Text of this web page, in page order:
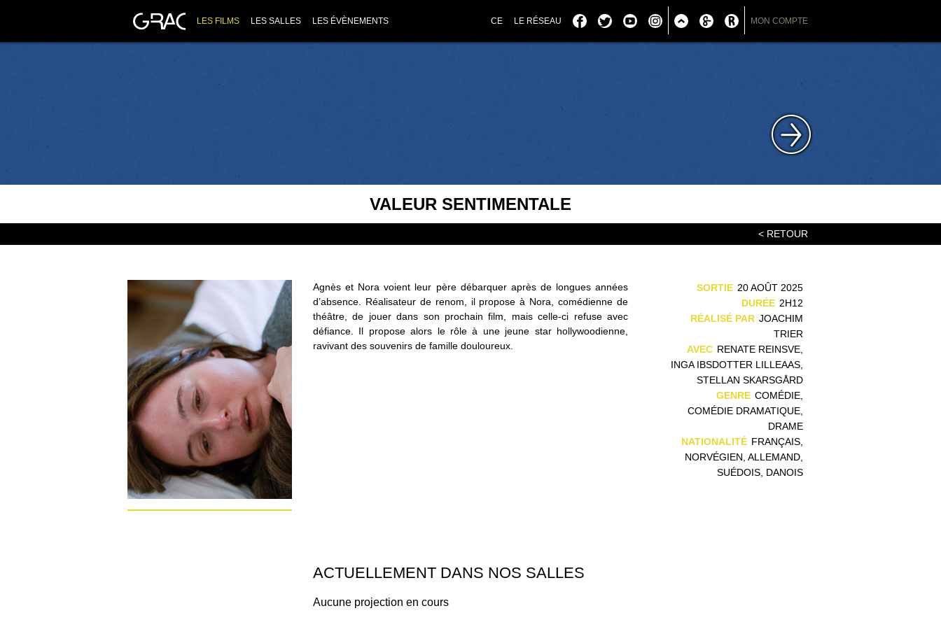
LES FILMS LES SALLES LES ÉVÈNEMENTS CE LE RÉSEAU MON COMPTE
VALEUR SENTIMENTALE
< RETOUR
Agnès et Nora voient leur père débarquer après de longues années
d’absence. Réalisateur de renom, il propose à Nora, comédienne de
théâtre, de jouer dans son prochain film, mais celle-ci refuse avec
défiance. Il propose alors le rôle à une jeune star hollywoodienne,
ravivant des souvenirs de famille douloureux.
SORTIE 20 AOÛT 2025
DURÉE 2H12
RÉALISÉ PAR JOACHIM
TRIER
AVEC RENATE REINSVE,
INGA IBSDOTTER LILLEAAS,
STELLAN SKARSGÅRD
GENRE COMÉDIE,
COMÉDIE DRAMATIQUE,
DRAME
NATIONALITÉ FRANÇAIS,
NORVÉGIEN, ALLEMAND,
SUÉDOIS, DANOIS
ACTUELLEMENT DANS NOS SALLES
Aucune projection en cours